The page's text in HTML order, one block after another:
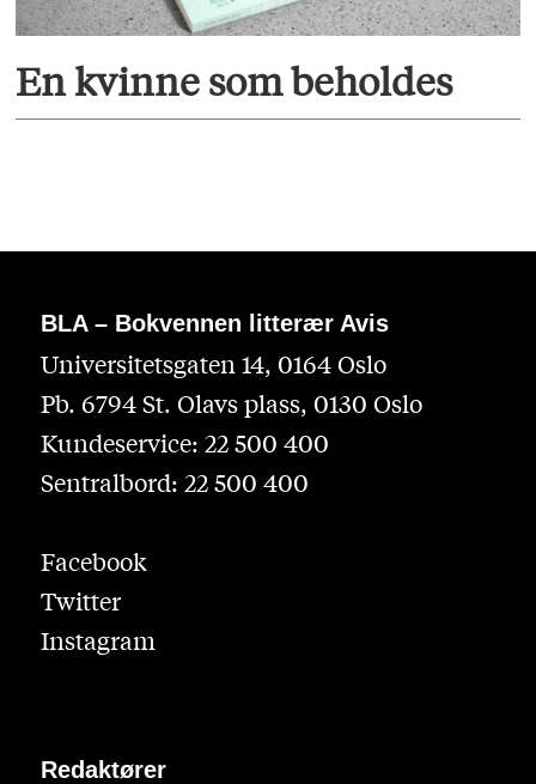
En kvinne som beholdes
BLA – Bokvennen litterær Avis
Universitetsgaten 14, 0164 Oslo
Pb. 6794 St. Olavs plass, 0130 Oslo
Kundeservice: 22 500 400
Sentralbord: 22 500 400
Facebook
Twitter
Instagram
Redaktører